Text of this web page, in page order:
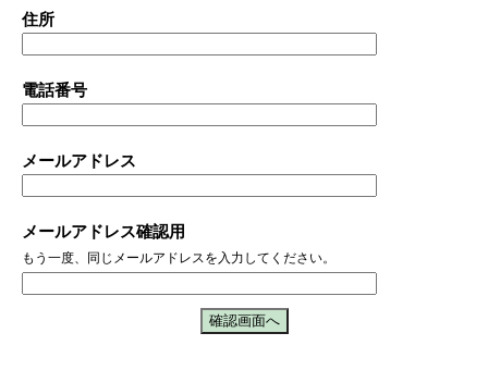
住所
電話番号
メールアドレス
メールアドレス確認用
もう一度、同じメールアドレスを入力してください。